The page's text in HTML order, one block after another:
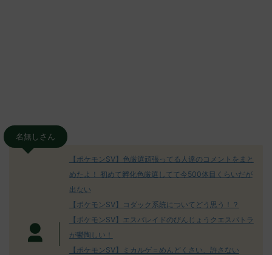
名無しさん
【ポケモンSV】色厳選頑張ってる人達のコメントをまと
めたよ！ 初めて孵化色厳選してて今500体目くらいだが
出ない
【ポケモンSV】コダック系統についてどう思う！？
【ポケモンSV】エスバレイドのびんじょうクエスパトラ
が鬱陶しい！
【ポケモンSV】ミカルゲ＝めんどくさい、許さない